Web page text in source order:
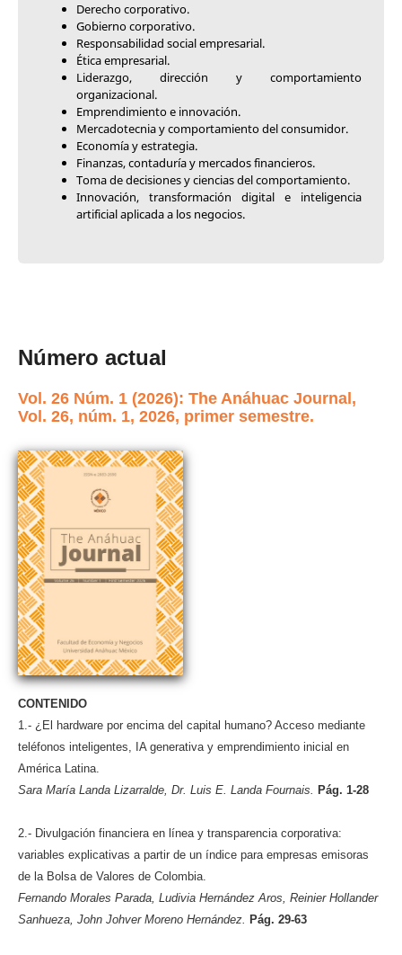
Derecho corporativo.
Gobierno corporativo.
Responsabilidad social empresarial.
Ética empresarial.
Liderazgo, dirección y comportamiento
organizacional.
Emprendimiento e innovación.
Mercadotecnia y comportamiento del consumidor.
Economía y estrategia.
Finanzas, contaduría y mercados financieros.
Toma de decisiones y ciencias del comportamiento.
Innovación, transformación digital e inteligencia
artificial aplicada a los negocios.
Número actual
Vol. 26 Núm. 1 (2026): The Anáhuac Journal,
Vol. 26, núm. 1, 2026, primer semestre.
CONTENIDO
1.- ¿El hardware por encima del capital humano? Acceso mediante
teléfonos inteligentes, IA generativa y emprendimiento inicial en
América Latina.
Sara María Landa Lizarralde, Dr. Luis E. Landa Fournais. Pág. 1-28
2.- Divulgación financiera en línea y transparencia corporativa:
variables explicativas a partir de un índice para empresas emisoras
de la Bolsa de Valores de Colombia.
Fernando Morales Parada, Ludivia Hernández Aros, Reinier Hollander
Sanhueza, John Johver Moreno Hernández. Pág. 29-63